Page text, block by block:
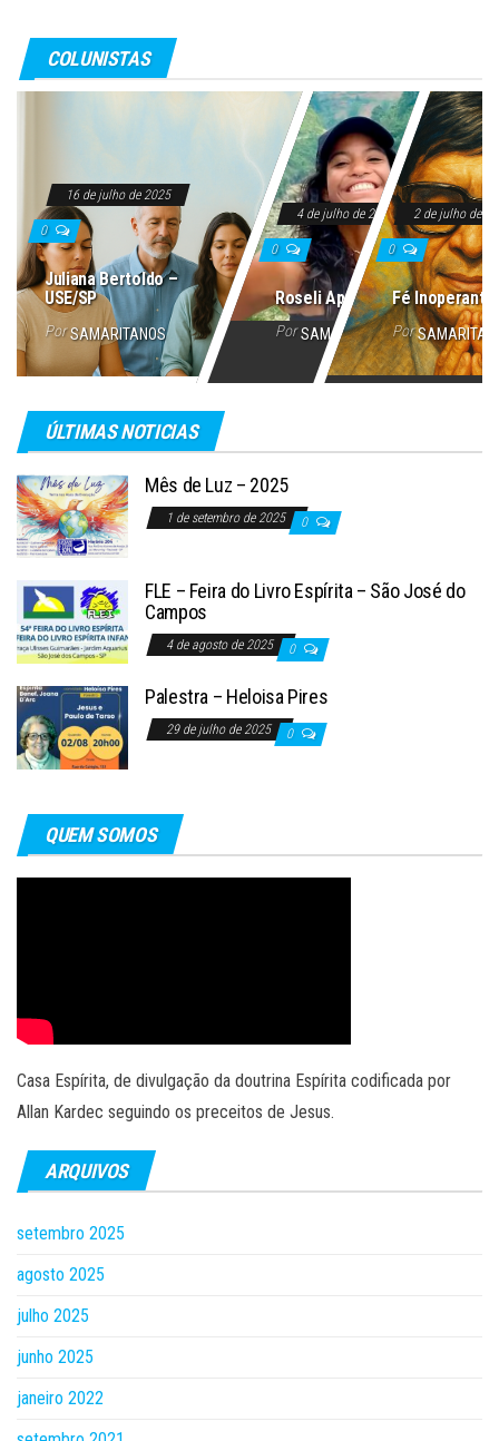
COLUNISTAS
16 de julho de 2025
0
Juliana Bertoldo –
USE/SP
Por SAMARITANOS
4 de julho de 2025
0
Roseli Aparecida
Por SAMARITANOS
2 de julho de
0
Fé Inoperante
Por
ÚLTIMAS NOTICIAS
Mês de Luz – 2025
1 de setembro de 2025 0
FLE – Feira do Livro Espírita – São José do
Campos
4 de agosto de 2025 0
Palestra – Heloisa Pires
29 de julho de 2025 0
QUEM SOMOS
Casa Espírita, de divulgação da doutrina Espírita codificada por
Allan Kardec seguindo os preceitos de Jesus.
ARQUIVOS
setembro 2025
agosto 2025
julho 2025
junho 2025
janeiro 2022